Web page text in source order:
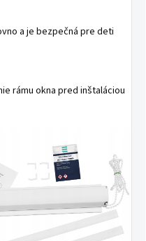
a je bezpečná pre deti
rámu okna pred inštaláciou